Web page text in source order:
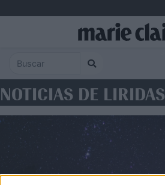
NOTICIAS DE LIRIDAS